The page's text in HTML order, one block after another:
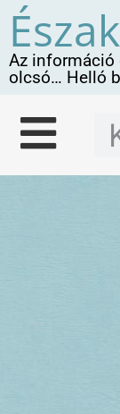
Az információ
olcsó… Helló